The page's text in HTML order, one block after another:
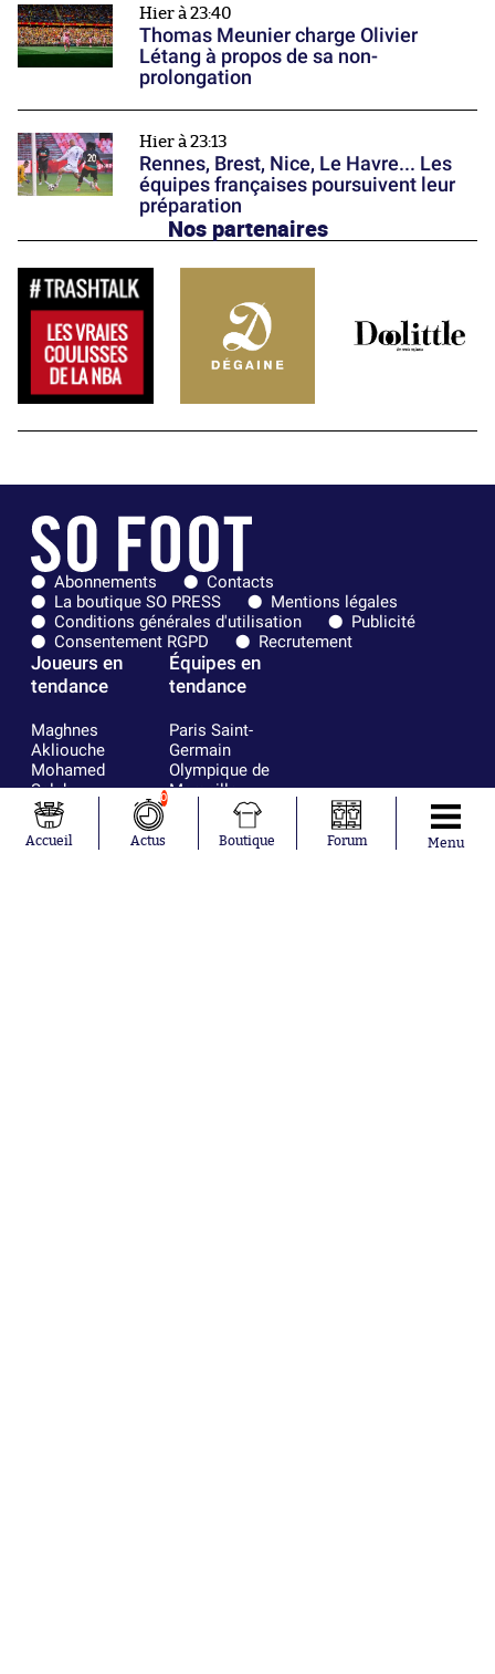
Hier à 23:40
Thomas Meunier charge Olivier
Létang à propos de sa non-
prolongation
Hier à 23:13
Rennes, Brest, Nice, Le Havre... Les
équipes françaises poursuivent leur
préparation
Nos partenaires
Abonnements
Contacts
La boutique SO PRESS
Mentions légales
Conditions générales d'utilisation
Publicité
Consentement RGPD
Recrutement
Joueurs en
tendance
Maghnes
Akliouche
Mohamed
Salah
Lionel Messi
Ferrán Torres
Kilian Corredor
Équipes en
tendance
Paris Saint-
Germain
Olympique de
Marseille
Real Madrid
Olympique
Accueil
0
Actus Boutique Forum Menu